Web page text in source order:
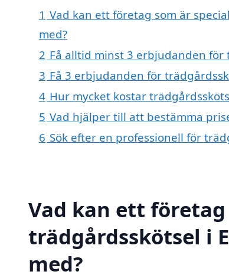
1 Vad kan ett företag som är
med?
2 Få alltid minst 3 erbjudanden
3 Få 3 erbjudanden för
4 Hur mycket kostar
5 Vad hjälper till att bestämma
6 Sök efter en professionell för
Vad kan ett
trädgårdsskötsel i
med?